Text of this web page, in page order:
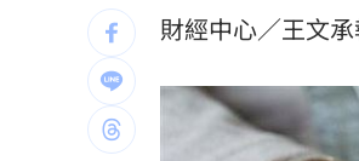
蕭敬騰日料店遇惡
財經中心／王文